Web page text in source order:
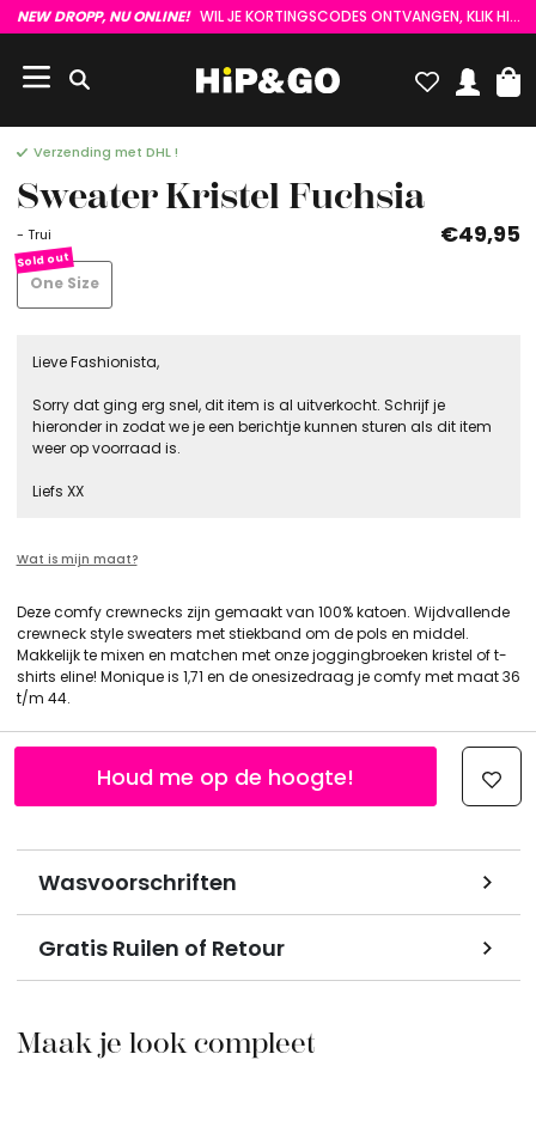
NEW DROPP, NU ONLINE! WIL JE KORTINGSCODES ONTVANGEN, KLIK HIER :)
Verzending met DHL !
Sweater Kristel Fuchsia
- Trui €49,95
One Size
Lieve Fashionista,
Sorry dat ging erg snel, dit item is al uitverkocht. Schrijf je
hieronder in zodat we je een berichtje kunnen sturen als dit item
weer op voorraad is.
Liefs XX
Wat is mijn maat?
Deze comfy crewnecks zijn gemaakt van 100% katoen. Wijdvallende
crewneck style sweaters met stiekband om de pols en middel.
Makkelijk te mixen en matchen met onze joggingbroeken kristel of t-
shirts eline! Monique is 1,71 en de onesizedraag je comfy met maat 36
t/m 44.
Wasvoorschriften
Gratis Ruilen of Retour
Houd me op de hoogte!
Maak je look compleet